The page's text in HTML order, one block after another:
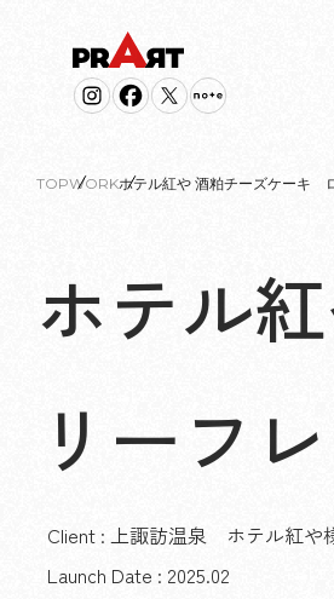
TOPWORKホテル紅や 酒粕チーズケーキ
ホテル
リーフ
Client : 上諏訪温泉 ホテル紅や
Launch Date : 2025.02